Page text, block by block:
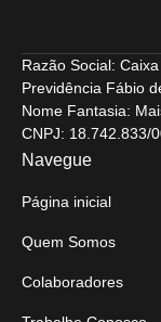
Razão Social:
Previdência Fábio
Nome Fantasia:
CNPJ: 18.742.833/
Navegue
Página inicial
Quem Somos
Colaboradores